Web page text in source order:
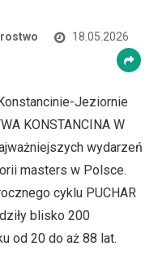
18.05.2026
Jeziornie
KONSTANCINA W
wydarzeń
masters w Polsce.
cyklu PUCHAR
blisko 200
od 20 do aż 88 lat.